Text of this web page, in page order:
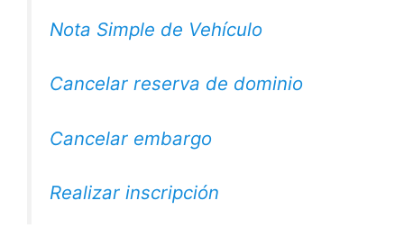
Nota Simple de Vehículo
Cancelar reserva de dominio
Cancelar embargo
Realizar inscripción